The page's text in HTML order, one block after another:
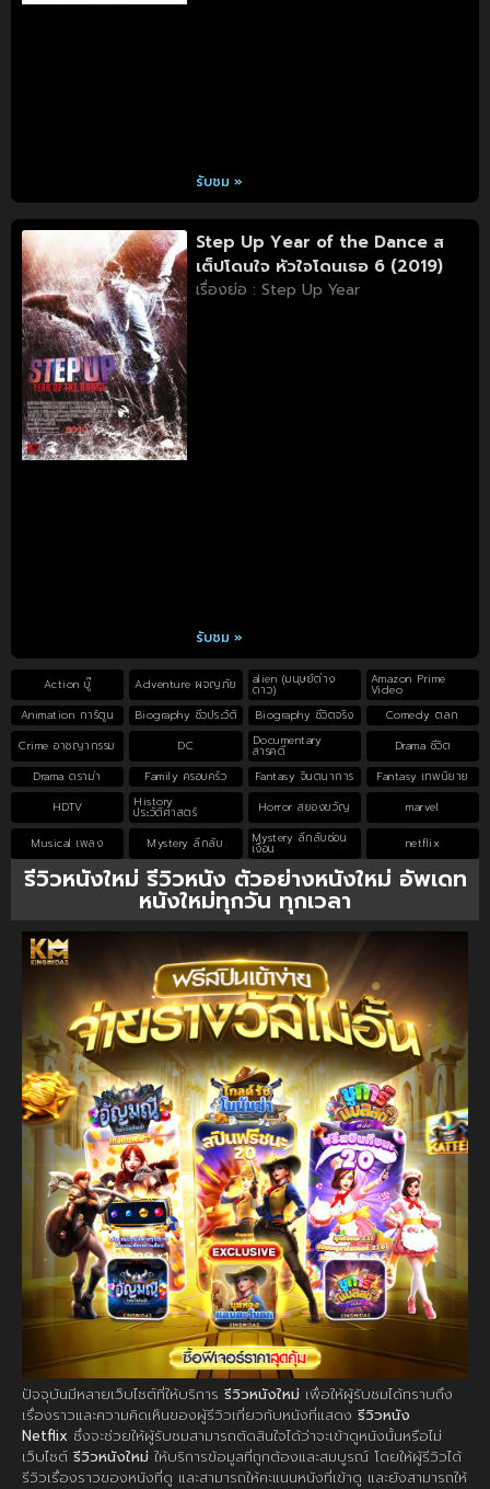
รับชม »
Step Up Year of the Dance ส
เต็ปโดนใจ หัวใจโดนเธอ 6 (2019)
เรื่องย่อ : Step Up Year
รับชม »
Action บู๊ Adventure ผจญภัย alien (มนุษย์ต่าง
ดาว)
Amazon Prime
Video
Animation การ์ตูน
Biography ชีวประวัติ Biography ชีวิตจริง
Comedy ตลก
Crime อาชญากรรม
DC Documentary
สารคดี
Drama ชีวิต
Drama ดราม่า
Family ครอบครัว Fantasy จินตนาการ
Fantasy เทพนิยาย
HDTV
History
ประวัติศาสตร์ Horror สยองขวัญ marvel
Musical เพลง Mystery ลึกลับ Mystery ลึกลับซ่อน
เงื่อน netflix
รีวิวหนังใหม่ รีวิวหนัง ตัวอย่างหนังใหม่ อัพเดท
หนังใหม่ทุกวัน ทุกเวลา
ปัจจุบันมีหลายเว็บไซต์ที่ให้บริการ รีวิวหนังใหม่ เพื่อให้ผู้รับชมได้ทราบถึง
เรื่องราวและความคิดเห็นของผู้รีวิวเกี่ยวกับหนังที่แสดง รีวิวหนัง
Netflix ซึ่งจะช่วยให้ผู้รับชมสามารถตัดสินใจได้ว่าจะเข้าดูหนังนั้นหรือไม่
เว็บไซต์ รีวิวหนังใหม่ ให้บริการข้อมูลที่ถูกต้องและสมบูรณ์ โดยให้ผู้รีวิวได้
รีวิวเรื่องราวของหนังที่ดู และสามารถให้คะแนนหนังที่เข้าดู และยังสามารถให้